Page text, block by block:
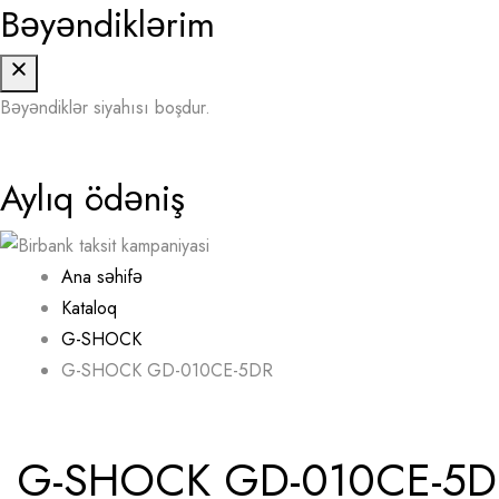
Bəyəndiklərim
Bəyəndiklər siyahısı boşdur.
Aylıq ödəniş
Ana səhifə
Kataloq
G-SHOCK
G-SHOCK GD-010CE-5DR
G-SHOCK GD-010CE-